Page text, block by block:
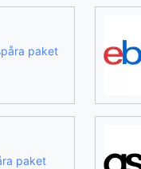
paket
paket